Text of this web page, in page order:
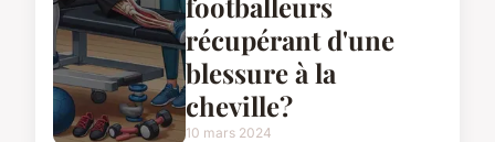
récupérant d'une
blessure à la
cheville?
10 mars 2024